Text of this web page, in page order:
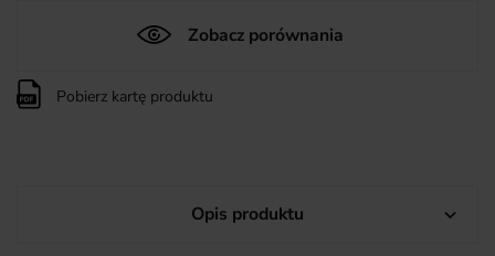
Zobacz porównania
Pobierz kartę produktu
Opis produktu 